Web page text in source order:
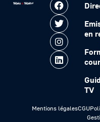
en
TV
Mentions légalesCGU